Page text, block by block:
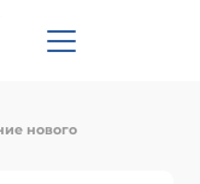
нового